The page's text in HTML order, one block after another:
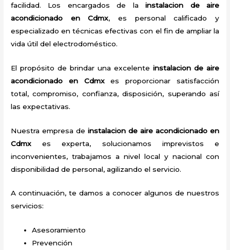
facilidad. Los encargados de lainstalacion de aire
acondicionado en Cdmx, es personal calificado y
especializado en técnicas efectivas con el fin de ampliar la
vida útil del electrodoméstico.
El propósito de brindar una excelente instalacion de aire
acondicionado en Cdmxes proporcionar satisfacción
total, compromiso, confianza, disposición, superando así
las expectativas.
Nuestra empresa deinstalacion de aire acondicionado en
Cdmx es experta, solucionamos imprevistos e
inconvenientes, trabajamos a nivel local y nacional con
disponibilidad de personal, agilizando el servicio.
A continuación, te damos a conocer algunos de nuestros
servicios:
Asesoramiento
Prevención